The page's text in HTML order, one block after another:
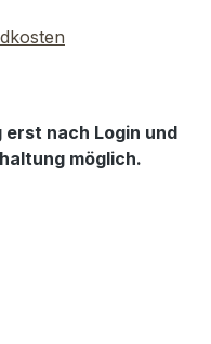
erst nach Login und
möglich.